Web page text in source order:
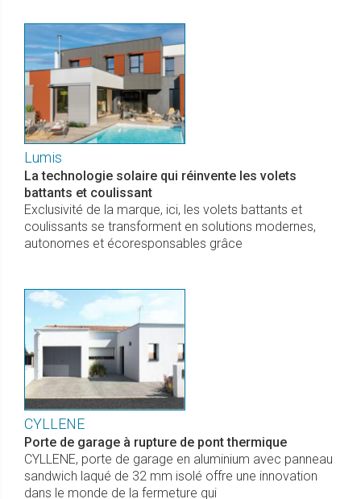
Lumis
La technologie solaire qui réinvente les volets
battants et coulissant
Exclusivité de la marque, ici, les volets battants et
coulissants se transforment en solutions modernes,
autonomes et écoresponsables grâce
CYLLENE
Porte de garage à rupture de pont thermique
CYLLENE, porte de garage en aluminium avec panneau
sandwich laqué de 32 mm isolé offre une innovation
dans le monde de la fermeture qui